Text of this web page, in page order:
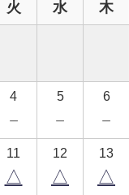
火 水 木
4
－
5
－
6
－
11
△
12
△
13
△